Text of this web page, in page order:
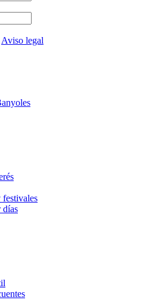
Aviso legal
festivales
días